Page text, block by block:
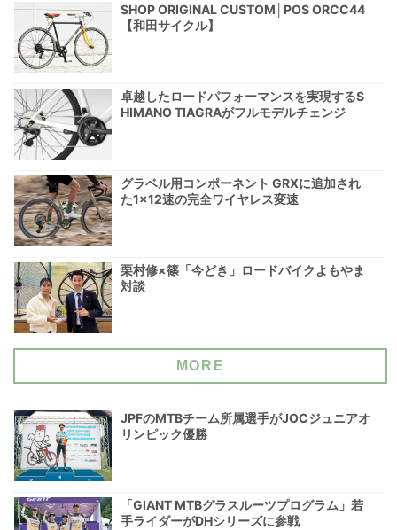
SHOP ORIGINAL CUSTOM│POS ORCC44
【和田サイクル】
卓越したロードパフォーマンスを実現するS
HIMANO TIAGRAがフルモデルチェンジ
グラベル用コンポーネント GRXに追加され
た1×12速の完全ワイヤレス変速
栗村修×篠「今どき」ロードバイクよもやま
対談
MORE
JPFのMTBチーム所属選手がJOCジュニアオ
リンピック優勝
「GIANT MTBグラスルーツプログラム」若
手ライダーがDHシリーズに参戦